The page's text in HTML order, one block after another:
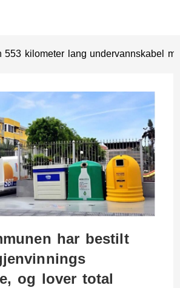
553 kilometer lang undervannskabel
har bestilt
og lover total